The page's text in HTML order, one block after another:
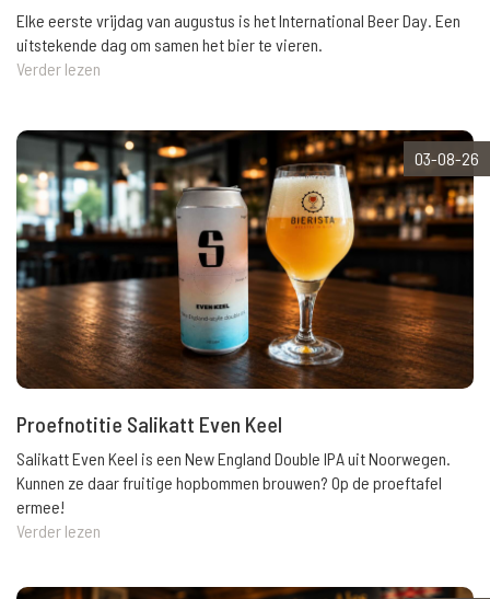
Elke eerste vrijdag van augustus is het International Beer Day. Een
uitstekende dag om samen het bier te vieren.
Verder lezen
03-08-26
Proefnotitie Salikatt Even Keel
Salikatt Even Keel is een New England Double IPA uit Noorwegen.
Kunnen ze daar fruitige hopbommen brouwen? Op de proeftafel
ermee!
Verder lezen